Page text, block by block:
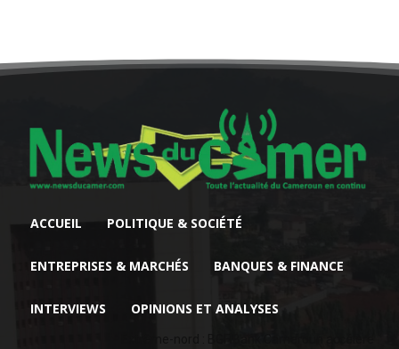
ACCUEIL POLITIQUE & SOCIÉTÉ
ENTREPRISES & MARCHÉS BANQUES & FINANCE
INTERVIEWS OPINIONS ET ANALYSES